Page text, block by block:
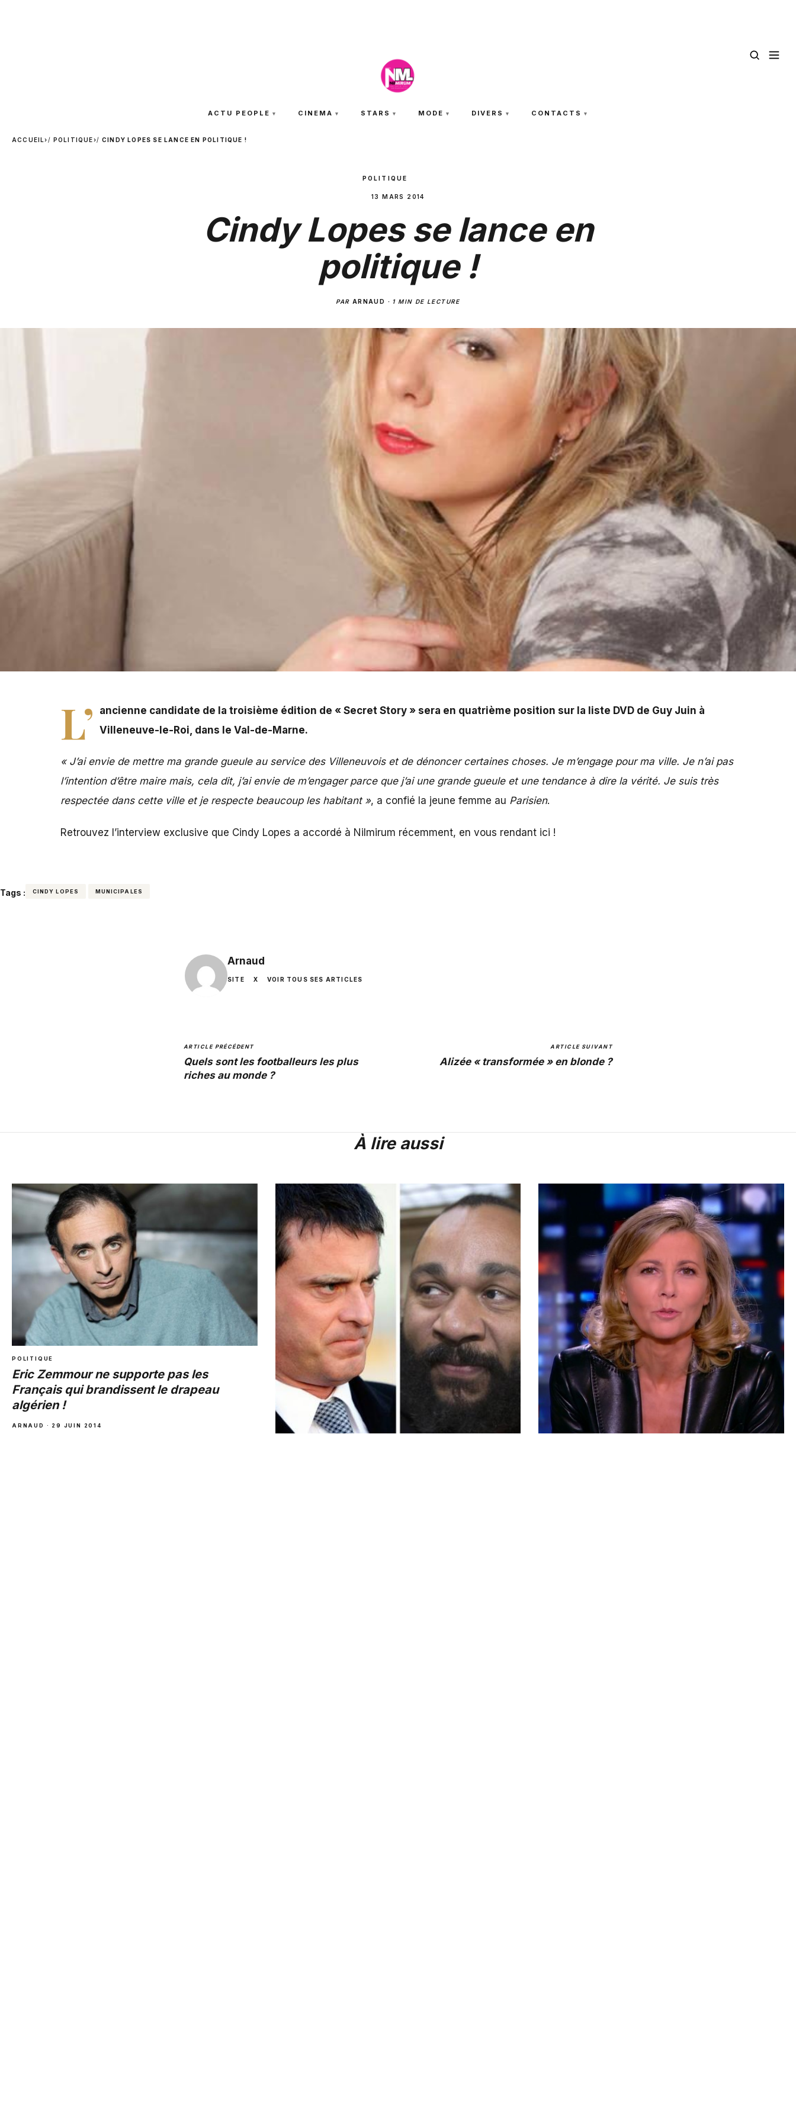
ACTU PEOPLE CINEMA STARS MODE DIVERS CONTACTS
ACCUEIL› POLITIQUE› CINDY LOPES SE LANCE EN POLITIQUE !
POLITIQUE
13 MARS 2014
Cindy Lopes se lance en
politique !
PAR ARNAUD · 1 MIN DE LECTURE
L’
ancienne candidate de la troisième édition de « Secret Story » sera en quatrième position sur la liste DVD de Guy Juin à
Villeneuve-le-Roi, dans le Val-de-Marne.
« J’ai envie de mettre ma grande gueule au service des Villeneuvois et de dénoncer certaines choses. Je m’engage pour ma ville. Je n’ai pas
l’intention d’être maire mais, cela dit, j’ai envie de m’engager parce que j’ai une grande gueule et une tendance à dire la vérité. Je suis très
respectée dans cette ville et je respecte beaucoup les habitant », a confié la jeune femme au Parisien.
Retrouvez l’interview exclusive que Cindy Lopes a accordé à Nilmirum récemment, en vous rendant ici !
Tags : CINDY LOPES MUNICIPALES
Arnaud
SITE X VOIR TOUS SES ARTICLES
ARTICLE PRÉCÉDENT
Quels sont les footballeurs les plus
riches au monde ?
ARTICLE SUIVANT
Alizée « transformée » en blonde ?
À lire aussi
POLITIQUE
Eric Zemmour ne supporte pas les
Français qui brandissent le drapeau
algérien !
ARNAUD · 29 JUIN 2014